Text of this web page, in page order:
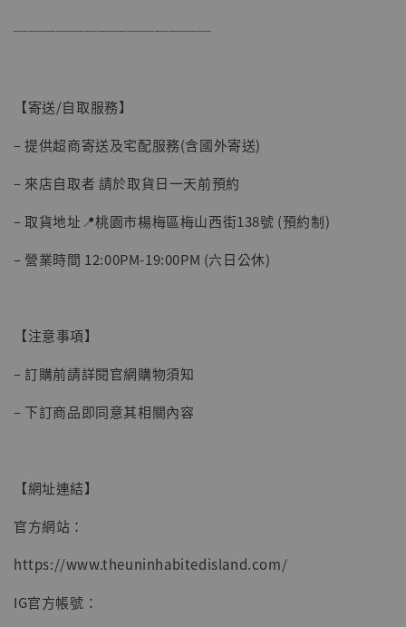
──────────────
【寄送/自取服務】
– 提供超商寄送及宅配服務(含國外寄送)
– 來店自取者 請於取貨日一天前預約
– 取貨地址📍桃園市楊梅區梅山西街138號 (預約制)
– 營業時間 12:00PM-19:00PM (六日公休)
【注意事項】
– 訂購前請詳閱官網購物須知
– 下訂商品即同意其相關內容
【網址連結】
官方網站：
https://www.theuninhabitedisland.com/
IG官方帳號：